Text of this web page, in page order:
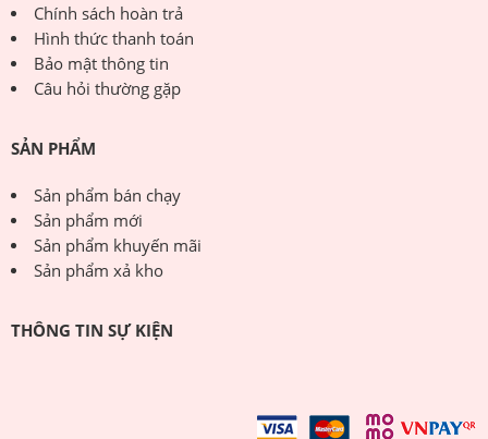
Chính sách hoàn trả
Hình thức thanh toán
Bảo mật thông tin
Câu hỏi thường gặp
SẢN PHẨM
Sản phẩm bán chạy
Sản phẩm mới
Sản phẩm khuyến mãi
Sản phẩm xả kho
THÔNG TIN SỰ KIỆN